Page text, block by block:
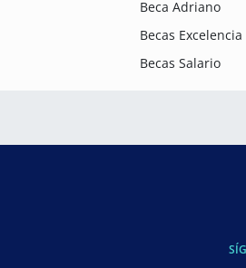
Beca Adriano
Becas
Becas Salario